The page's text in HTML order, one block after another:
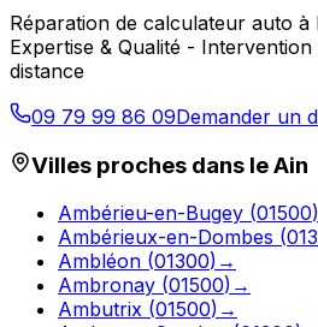
Réparation de calculateur auto à
Expertise & Qualité -
distance
09 79 99 86 09Demander un
Villes proches dans leAin
Ambérieu-en-Bugey (01500)
Ambérieux-en-Dombes (
Ambléon (01300) →
Ambronay (01500) →
Ambutrix (01500) →